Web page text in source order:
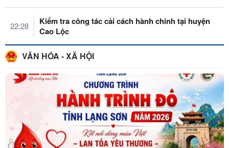
22:28
Kiểm tra công tác cải cách hành chính tại huyện
Cao Lộc
VĂN HÓA - XÃ HỘI